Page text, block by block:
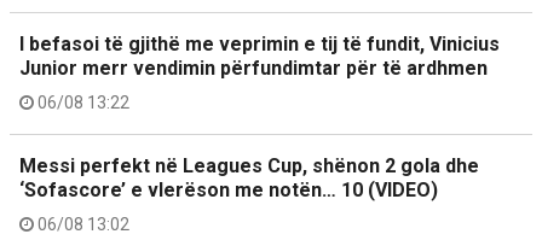
I befasoi të gjithë me veprimin e tij të fundit, Vinicius
Junior merr vendimin përfundimtar për të ardhmen
06/08 13:22
Messi perfekt në Leagues Cup, shënon 2 gola dhe
‘Sofascore’ e vlerëson me notën… 10 (VIDEO)
06/08 13:02